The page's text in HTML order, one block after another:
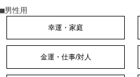
■男性用
幸運・家庭
金運・仕事/対人